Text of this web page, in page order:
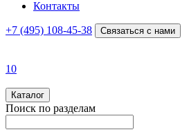
Контакты
+7 (495) 108-45-38 Связаться с нами
10
Каталог
Поиск по разделам